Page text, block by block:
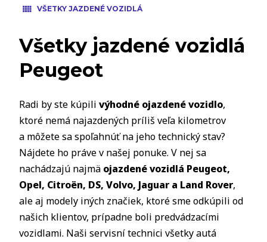
VŠETKY JAZDENÉ VOZIDLÁ
Všetky jazdené vozidlá
Peugeot
Radi by ste kúpili výhodné ojazdené vozidlo,
ktoré nemá najazdených príliš veľa kilometrov
a môžete sa spoľahnúť na jeho technický stav?
Nájdete ho práve v našej ponuke. V nej sa
nachádzajú najmä ojazdené vozidlá Peugeot,
Opel, Citroën, DS, Volvo, Jaguar a Land Rover,
ale aj modely iných značiek, ktoré sme odkúpili od
našich klientov, prípadne boli predvádzacími
vozidlami. Naši servisní technici všetky autá